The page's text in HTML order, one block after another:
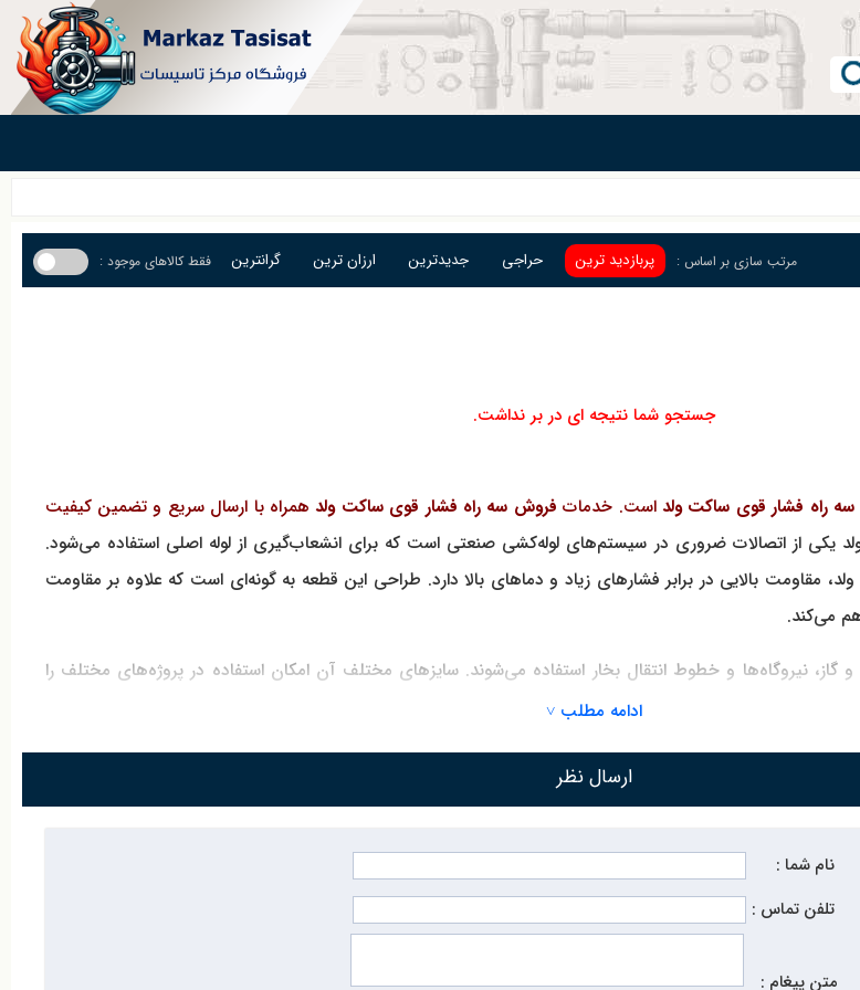
مرتب سازی بر اساس : پربازدید ترین حراجی جدیدترین ارزان ترین گرانترین فقط کالاهای موجود :
جستجو شما نتیجه ای در بر نداشت.
راه فشار قوی ساکت ولداست. خدمات فروش سه راه فشار قوی ساکت ولدهمراه با ارسال سریع و تضمین کیفیت
یکی از اتصالات ضروری در سیستم‌های لوله‌کشی صنعتی است که برای انشعاب‌گیری از لوله اصلی استفاده می‌شود.
مقاومت بالایی در برابر فشارهای زیاد و دماهای بالا دارد. طراحی این قطعه به گونه‌ای است که علاوه بر مقاومت
می‌کند.
گاز، نیروگاه‌ها و خطوط انتقال بخار استفاده می‌شوند. سایزهای مختلف آن امکان استفاده در پروژه‌های مختلف را
عملکرد بهینه سیستم لوله‌کشی را تضمین می‌کند.
ادامه مطلب ˅
ارسال نظر
نام شما :
تلفن تماس :
متن پیغام :